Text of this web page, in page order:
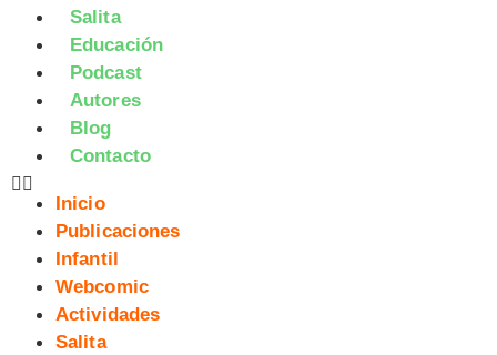
Salita
Educación
Podcast
Autores
Blog
Contacto
Inicio
Publicaciones
Infantil
Webcomic
Actividades
Salita